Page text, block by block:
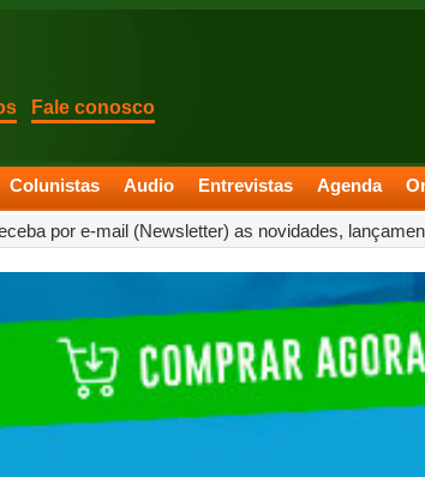
Fale conosco
Colunistas Audio Entrevistas Agenda
por e-mail (Newsletter) as novidades,